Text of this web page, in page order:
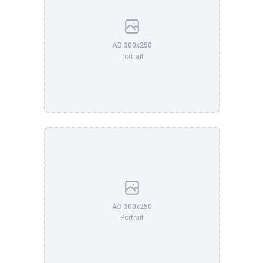
AD 300x250
Portrait
AD 300x250
Portrait